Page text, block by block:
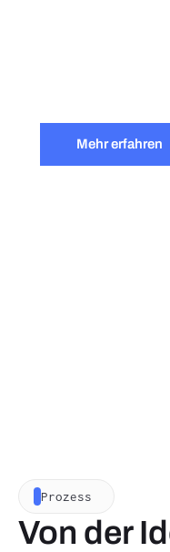
Mehr erfahren
Prozess
Von der